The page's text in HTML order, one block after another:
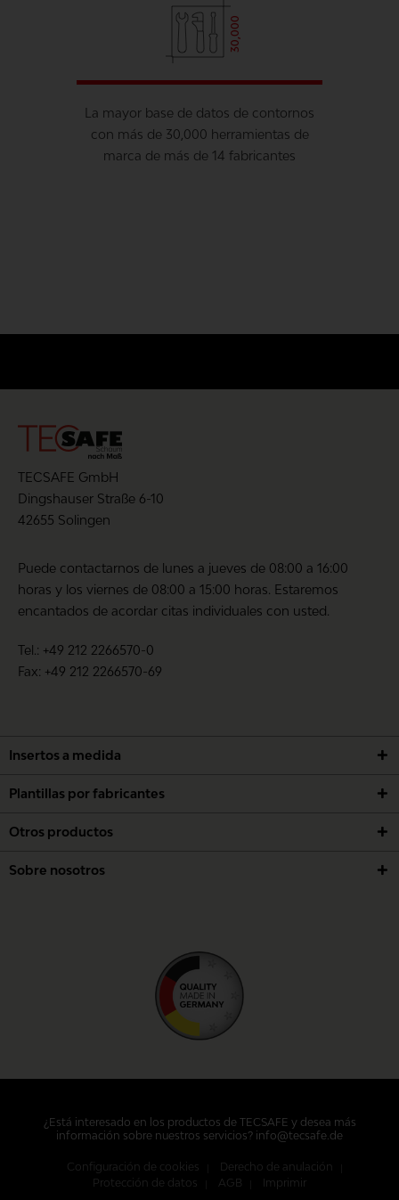
30,000
La mayor base de datos de contornos
con más de 30,000 herramientas de
marca de más de 14 fabricantes
TECSAFE GmbH
Dingshauser Straße 6-10
42655 Solingen
Puede contactarnos de lunes a jueves de 08:00 a 16:00
horas y los viernes de 08:00 a 15:00 horas. Estaremos
encantados de acordar citas individuales con usted.
Tel.: +49 212 2266570-0
Fax: +49 212 2266570-69
Insertos a medida
Plantillas por fabricantes
Otros productos
Sobre nosotros
¿Está interesado en los productos de TECSAFE y desea más
información sobre nuestros servicios? info@tecsafe.de
Configuración de cookies
Derecho de anulación
Protección de datos
AGB Imprimir